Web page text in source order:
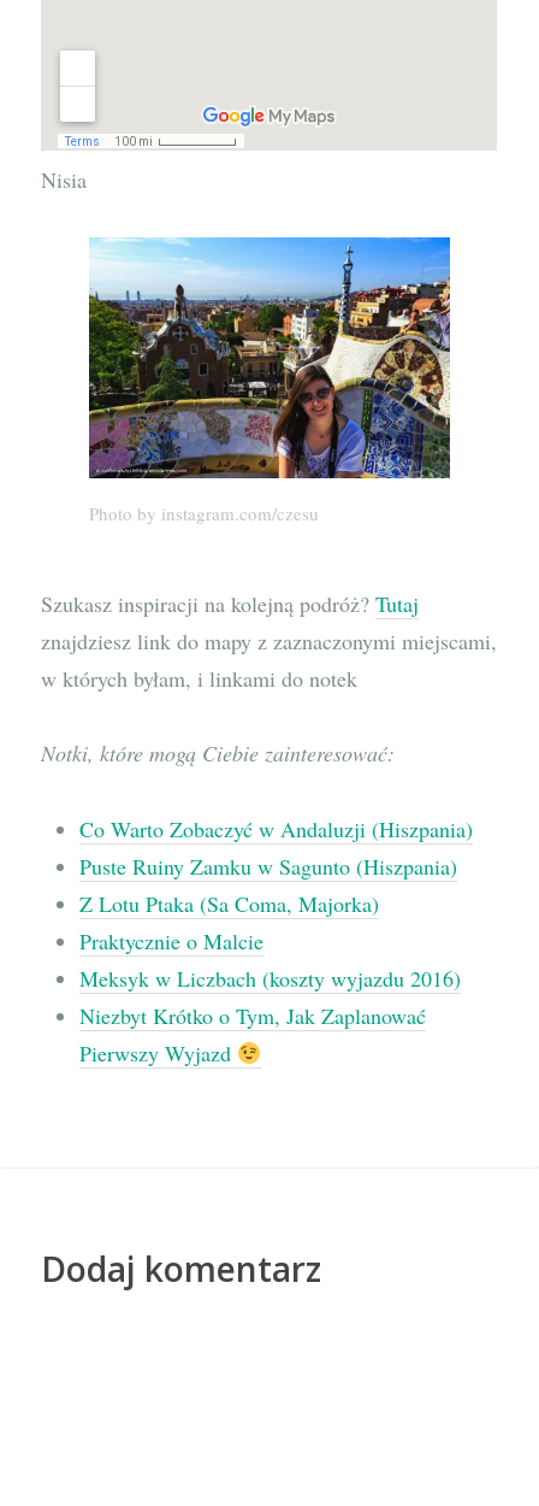
Nisia
Photo by instagram.com/czesu
Szukasz inspiracji na kolejną podróż?Tutaj
znajdziesz link do mapy z zaznaczonymi miejscami,
w których byłam, i linkami do notek
Notki, które mogą Ciebie zainteresować:
Co Warto Zobaczyć w Andaluzji (Hiszpania)
Puste Ruiny Zamku w Sagunto (Hiszpania)
Z Lotu Ptaka (Sa Coma, Majorka)
Praktycznie o Malcie
Meksyk w Liczbach (koszty wyjazdu 2016)
Niezbyt Krótko o Tym, Jak Zaplanować
Pierwszy Wyjazd
Dodaj komentarz